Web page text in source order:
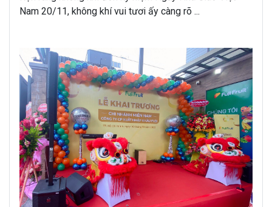
Nam 20/11, không khí vui tươi ấy càng rõ ...